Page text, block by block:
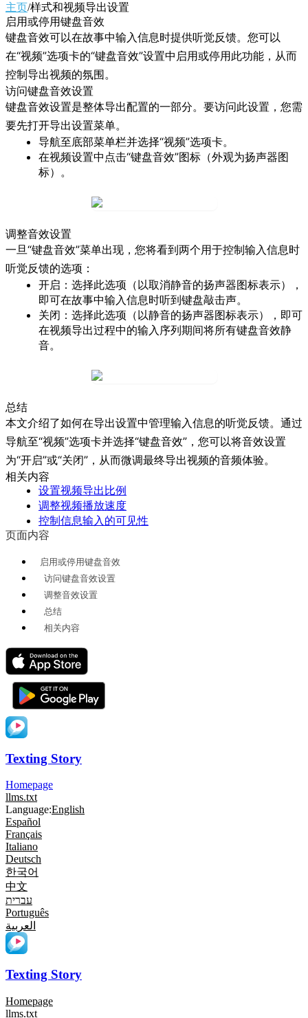
主页/样式和视频导出设置
启用或停用键盘音效
键盘音效可以在故事中输入信息时提供听觉反馈。您可以
在“视频”选项卡的“键盘音效”设置中启用或停用此功能，从而
控制导出视频的氛围。
访问键盘音效设置
键盘音效设置是整体导出配置的一部分。要访问此设置，您需
要先打开导出设置菜单。
导航至底部菜单栏并选择“视频”选项卡。
在视频设置中点击“键盘音效”图标（外观为扬声器图
标）。
调整音效设置
一旦“键盘音效”菜单出现，您将看到两个用于控制输入信息时
听觉反馈的选项：
开启 ：选择此选项（以取消静音的扬声器图标表示），
即可在故事中输入信息时听到键盘敲击声。
关闭 ：选择此选项（以静音的扬声器图标表示），即可
在视频导出过程中的输入序列期间将所有键盘音效静
音。
总结
本文介绍了如何在导出设置中管理输入信息的听觉反馈。通过
导航至“视频”选项卡并选择“键盘音效”，您可以将音效设置
为“开启”或“关闭”，从而微调最终导出视频的音频体验。
相关内容
设置视频导出比例
调整视频播放速度
控制信息输入的可见性
页面内容
启用或停用键盘音效
访问键盘音效设置
调整音效设置
总结
相关内容
Texting Story
Homepage
llms.txt
Language:English
Español
Français
Italiano
Deutsch
한국어
中文
עברית
Português
العربية
Texting Story
Homepage
llms.txt